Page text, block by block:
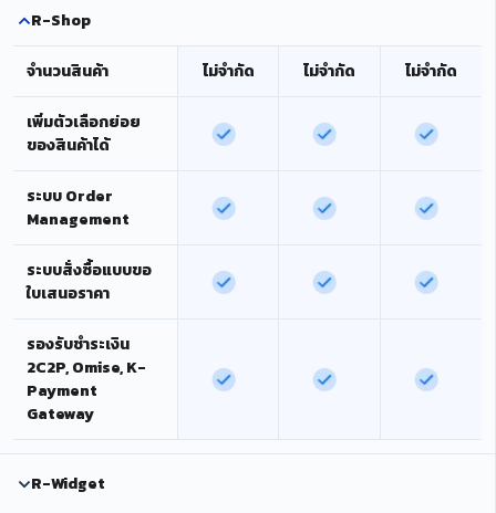
R-Shop
จำนวนสินค้า ไม่จำกัด ไม่จำกัด ไม่จำกัด
เพิ่มตัวเลือกย่อย
ของสินค้าได้
ระบบ Order
Management
ระบบสั่งซื้อแบบขอ
ใบเสนอราคา
รองรับชำระเงิน
2C2P, Omise, K-
Payment
Gateway
R-Widget